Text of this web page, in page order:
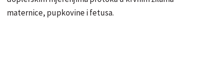
maternice, pupkovine i fetusa.